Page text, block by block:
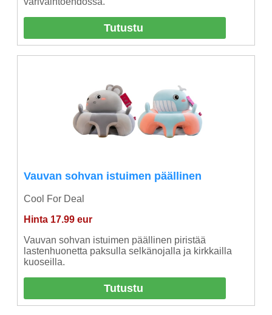
Tutustu
Vauvan sohvan istuimen päällinen
Cool For Deal
Hinta 17.99 eur
Vauvan sohvan istuimen päällinen piristää
lastenhuonetta paksulla selkänojalla ja kirkkailla
kuoseilla.
Tutustu